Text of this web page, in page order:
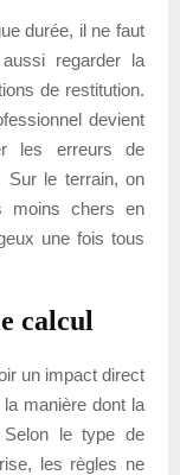
durée, il ne faut
regarder la
de restitution.
devient
les erreurs de
Sur le terrain, on
moins chers en
une fois tous
calcul
un impact direct
manière dont la
le type de
les règles ne